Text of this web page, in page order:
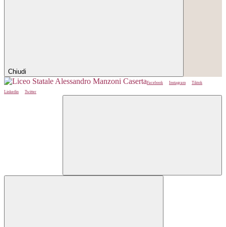
Chiudi
Facebook Instagram
Tiktok
Linkedin
Twitter